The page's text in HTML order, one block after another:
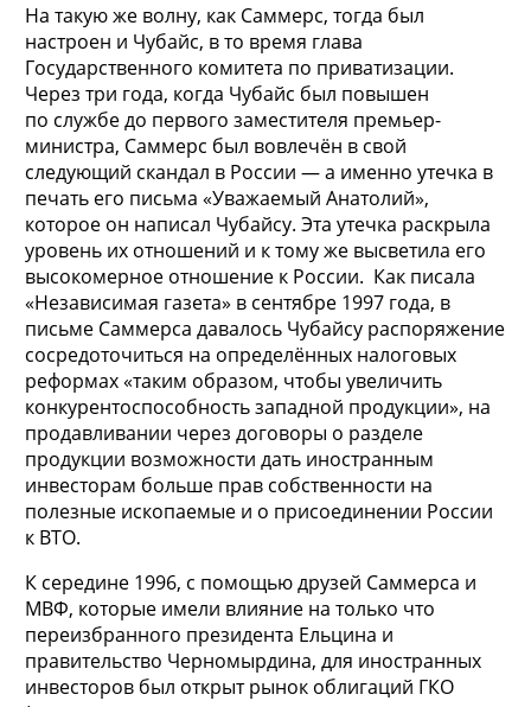
На такую же волну, как Саммерс, тогда был
настроен и Чубайс, в то время глава
Государственного комитета по приватизации.
Через три года, когда Чубайс был повышен
по службе до первого заместителя премьер-
министра, Саммерс был вовлечён в свой
следующий скандал в России — а именно утечка в
печать его письма «Уважаемый Анатолий»,
которое он написал Чубайсу. Эта утечка раскрыла
уровень их отношений и к тому же высветила его
высокомерное отношение к России. Как писала
«Независимая газета» в сентябре 1997 года, в
письме Саммерса давалось Чубайсу распоряжение
сосредоточиться на определённых налоговых
реформах «таким образом, чтобы увеличить
конкурентоспособность западной продукции», на
продавливании через договоры о разделе
продукции возможности дать иностранным
инвесторам больше прав собственности на
полезные ископаемые и о присоединении России
к ВТО.
К середине 1996, с помощью друзей Саммерса и
МВФ, которые имели влияние на только что
переизбранного президента Ельцина и
правительство Черномырдина, для иностранных
инвесторов был открыт рынок облигаций ГКО